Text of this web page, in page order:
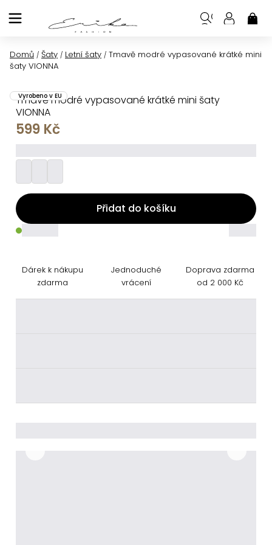
na
Domů / Šaty / Letní šaty / Tmavě modré vypasované krátké mini
šaty VIONNA
Tmavě modré vypasované krátké mini šaty
VIONNA
Vyrobeno v EU
599 Kč
Přidat do košíku
Dárek k nákupu
zdarma
Jednoduché
vrácení
Doprava zdarma
od 2 000 Kč